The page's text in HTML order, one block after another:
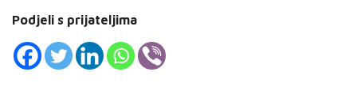
Podjeli s prijateljima